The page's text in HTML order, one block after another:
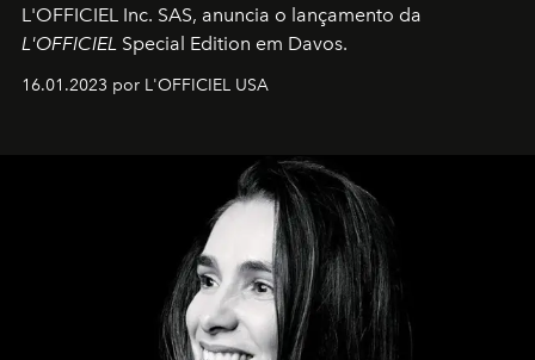
L'OFFICIEL Inc. SAS, anuncia o lançamento da
L'OFFICIEL Special Edition em Davos.
16.01.2023 por L'OFFICIEL USA